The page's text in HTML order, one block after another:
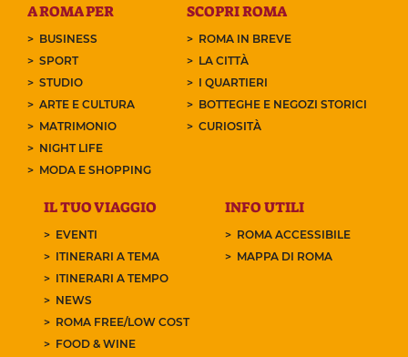
A ROMA PER
BUSINESS
SPORT
STUDIO
ARTE E CULTURA
MATRIMONIO
NIGHT LIFE
MODA E SHOPPING
SCOPRI ROMA
ROMA IN BREVE
LA CITTÀ
I QUARTIERI
BOTTEGHE E NEGOZI STORICI
CURIOSITÀ
IL TUO VIAGGIO
EVENTI
ITINERARI A TEMA
ITINERARI A TEMPO
NEWS
ROMA FREE/LOW COST
FOOD & WINE
INFO UTILI
ROMA ACCESSIBILE
MAPPA DI ROMA